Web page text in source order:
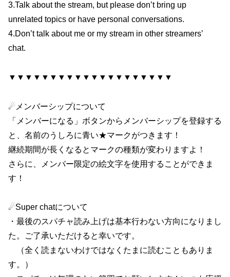
3.Talk about the stream, but please don’t bring up
unrelated topics or have personal conversations.
4.Don’t talk about me or my stream in other streamers’
chat.
▼▼▼▼▼▼▼▼▼▼▼▼▼▼▼▼▼▼▼▼
☄メンバーシップについて
「メンバーになる」ボタンからメンバーシップを登録する
と、名前のうしろに青い★マークがつきます！
継続期間が長くなるとマークの種類が変わりますよ！
さらに、メンバー限定の絵文字を使用することができま
す！
☄Super chatについて
・最後のスパチャ読み上げは基本行わない方向になりまし
た。ご了承いただけると幸いです。
（全く読まないわけではなくたまに読むこともありま
す。）